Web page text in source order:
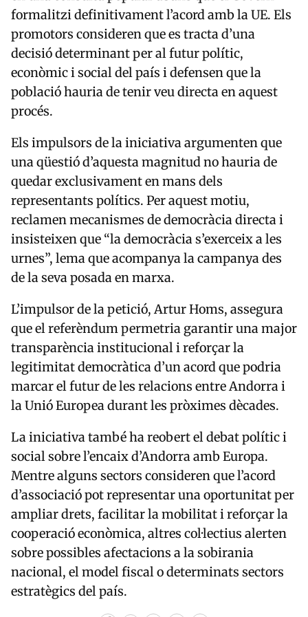
formalitzi definitivament l’acord amb la UE. Els
promotors consideren que es tracta d’una
decisió determinant per al futur polític,
econòmic i social del país i defensen que la
població hauria de tenir veu directa en aquest
procés.
Els impulsors de la iniciativa argumenten que
una qüestió d’aquesta magnitud no hauria de
quedar exclusivament en mans dels
representants polítics. Per aquest motiu,
reclamen mecanismes de democràcia directa i
insisteixen que “la democràcia s’exerceix a les
urnes”, lema que acompanya la campanya des
de la seva posada en marxa.
L’impulsor de la petició, Artur Homs, assegura
que el referèndum permetria garantir una major
transparència institucional i reforçar la
legitimitat democràtica d’un acord que podria
marcar el futur de les relacions entre Andorra i
la Unió Europea durant les pròximes dècades.
La iniciativa també ha reobert el debat polític i
social sobre l’encaix d’Andorra amb Europa.
Mentre alguns sectors consideren que l’acord
d’associació pot representar una oportunitat per
ampliar drets, facilitar la mobilitat i reforçar la
cooperació econòmica, altres col·lectius alerten
sobre possibles afectacions a la sobirania
nacional, el model fiscal o determinats sectors
estratègics del país.